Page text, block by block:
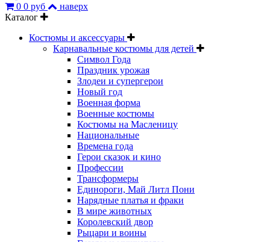
0 0 руб
наверх
Каталог
Костюмы и аксессуары
Карнавальные костюмы для детей
Символ Года
Праздник урожая
Злодеи и супергерои
Новый год
Военная форма
Военные костюмы
Костюмы на Масленицу
Национальные
Времена года
Герои сказок и кино
Профессии
Трансформеры
Единороги, Май Литл Пони
Нарядные платья и фраки
В мире животных
Королевский двор
Рыцари и воины